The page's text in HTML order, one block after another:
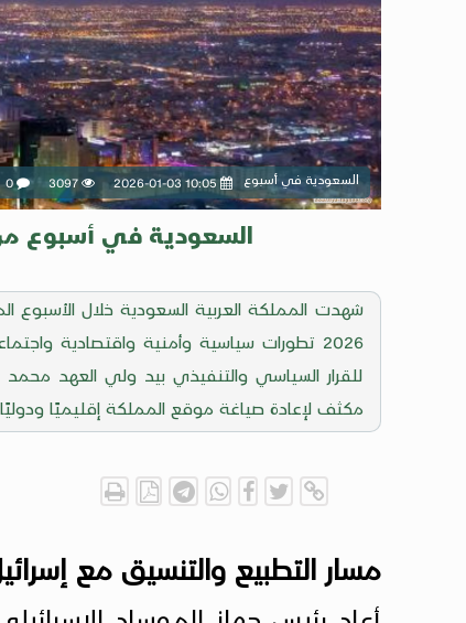
السعودية في أسبوع 2026-01-03 10:05
3097
0
السعودية في أسبوع من 27/12/2025 إلى 02/01/
2026 تطورات سياسية وأمنية واقتصادية
للقرار السياسي والتنفيذي بيد ولي العهد
مكثف لإعادة صياغة موقع المملكة إقليميًا
مسار التطبيع والتنسيق مع